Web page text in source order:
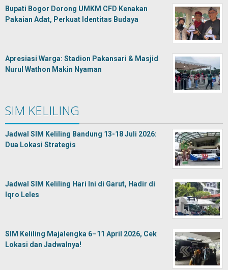
Bupati Bogor Dorong UMKM CFD Kenakan
Pakaian Adat, Perkuat Identitas Budaya
Apresiasi Warga: Stadion Pakansari & Masjid
Nurul Wathon Makin Nyaman
SIM KELILING
Jadwal SIM Keliling Bandung 13-18 Juli 2026:
Dua Lokasi Strategis
Jadwal SIM Keliling Hari Ini di Garut, Hadir di
Iqro Leles
SIM Keliling Majalengka 6–11 April 2026, Cek
Lokasi dan Jadwalnya!